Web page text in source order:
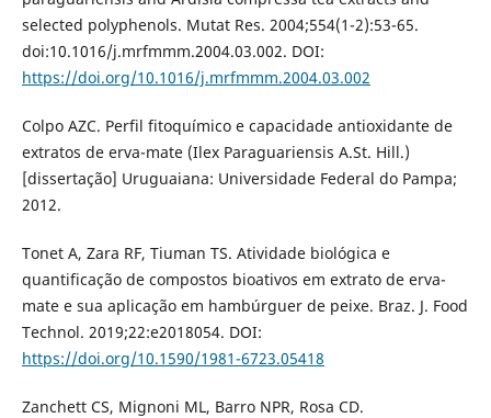
selected polyphenols. Mutat Res. 2004;554(1-2):53-65.
doi:10.1016/j.mrfmmm.2004.03.002. DOI:
https://doi.org/10.1016/j.mrfmmm.2004.03.002
Colpo AZC. Perfil fitoquímico e capacidade antioxidante de
extratos de erva-mate (Ilex Paraguariensis A.St. Hill.)
[dissertação] Uruguaiana: Universidade Federal do Pampa;
2012.
Tonet A, Zara RF, Tiuman TS. Atividade biológica e
quantificação de compostos bioativos em extrato de erva-
mate e sua aplicação em hambúrguer de peixe. Braz. J. Food
Technol. 2019;22:e2018054. DOI:
https://doi.org/10.1590/1981-6723.05418
Zanchett CS, Mignoni ML, Barro NPR, Rosa CD.